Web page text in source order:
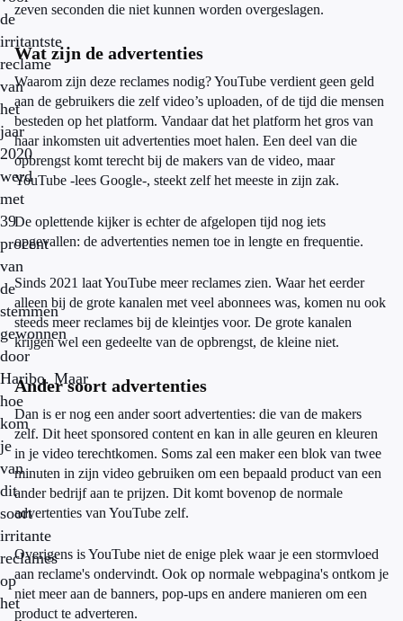
de
irritantste
reclame
van
het
jaar
2020
werd
met
39
procent
van
de
stemmen
gewonnen
door
Haribo. Maar
hoe
kom
je
van
dit
soort
irritante
reclames
op
het
zeven seconden die niet kunnen worden overgeslagen.
Wat zijn de advertenties
Waarom zijn deze reclames nodig? YouTube verdient geen geld
aan de gebruikers die zelf video’s uploaden, of de tijd die mensen
besteden op het platform. Vandaar dat het platform het gros van
haar inkomsten uit advertenties moet halen. Een deel van die
opbrengst komt terecht bij de makers van de video, maar
YouTube -lees Google-, steekt zelf het meeste in zijn zak.
De oplettende kijker is echter de afgelopen tijd nog iets
opgevallen: de advertenties nemen toe in lengte en frequentie.
Sinds 2021 laat YouTube meer reclames zien. Waar het eerder
alleen bij de grote kanalen met veel abonnees was, komen nu ook
steeds meer reclames bij de kleintjes voor. De grote kanalen
krijgen wel een gedeelte van de opbrengst, de kleine niet.
Ander soort advertenties
Dan is er nog een ander soort advertenties: die van de makers
zelf. Dit heet sponsored content en kan in alle geuren en kleuren
in je video terechtkomen. Soms zal een maker een blok van twee
minuten in zijn video gebruiken om een bepaald product van een
ander bedrijf aan te prijzen. Dit komt bovenop de normale
advertenties van YouTube zelf.
Overigens is YouTube niet de enige plek waar je een stormvloed
aan reclame's ondervindt. Ook op normale webpagina's ontkom je
niet meer aan de banners, pop-ups en andere manieren om een
product te adverteren.